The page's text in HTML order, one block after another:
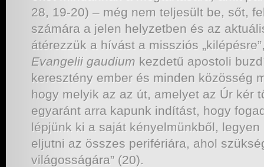
28, 19-20) – még nem teljesült be, sőt,
számára a jelen helyzetben és az
átérezzük a hívást a missziós
Evangelii gaudium kezdetű apostoli
keresztény ember és minden közösség
hogy melyik az az út, amelyet az Úr kér
egyaránt arra kapunk indítást, hogy
lépjünk ki a saját kényelmünkből,
eljutni az összes perifériára, ahol
világosságára” (20).